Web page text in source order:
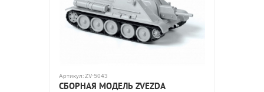
Артикул:ZV-5043
СБОРНАЯ МОДЕЛЬ ZVEZDA